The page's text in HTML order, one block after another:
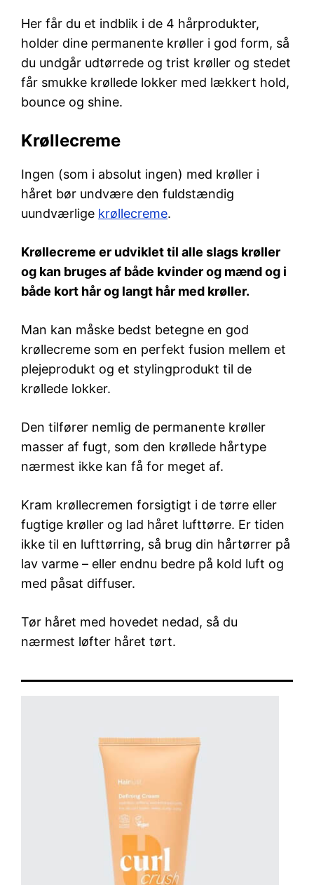
Her får du et indblik i de 4 hårprodukter,
holder dine permanente krøller i god form, så
du undgår udtørrede og trist krøller og stedet
får smukke krøllede lokker med lækkert hold,
bounce og shine.
Krøllecreme
Ingen (som i absolut ingen) med krøller i
håret bør undvære den fuldstændig
uundværlige krøllecreme.
Krøllecreme er udviklet til alle slags krøller
og kan bruges af både kvinder og mænd og i
både kort hår og langt hår med krøller.
Man kan måske bedst betegne en god
krøllecreme som en perfekt fusion mellem et
plejeprodukt og et stylingprodukt til de
krøllede lokker.
Den tilfører nemlig de permanente krøller
masser af fugt, som den krøllede hårtype
nærmest ikke kan få for meget af.
Kram krøllecremen forsigtigt i de tørre eller
fugtige krøller og lad håret lufttørre. Er tiden
ikke til en lufttørring, så brug din hårtørrer på
lav varme – eller endnu bedre på kold luft og
med påsat diffuser.
Tør håret med hovedet nedad, så du
nærmest løfter håret tørt.